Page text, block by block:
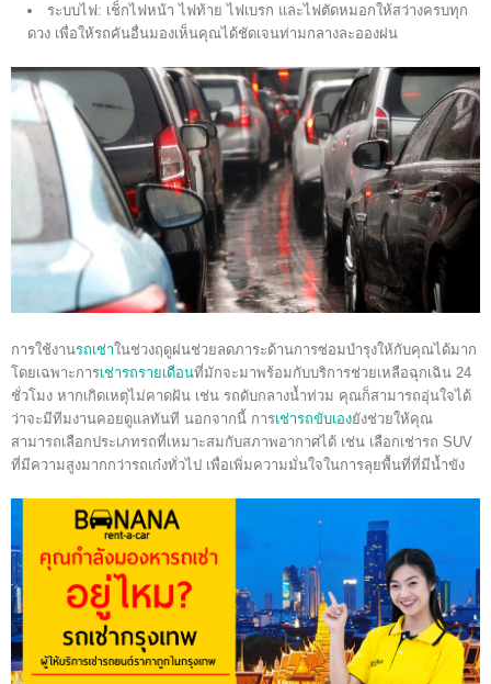
ระบบไฟ: เช็กไฟหน้า ไฟท้าย ไฟเบรก และไฟตัดหมอกให้สว่างครบทุก
ดวง เพื่อให้รถคันอื่นมองเห็นคุณได้ชัดเจนท่ามกลางละอองฝน
การใช้งานรถเช่าในช่วงฤดูฝนช่วยลดภาระด้านการซ่อมบำรุงให้กับคุณได้มาก
โดยเฉพาะการเช่ารถรายเดือนที่มักจะมาพร้อมกับบริการช่วยเหลือฉุกเฉิน 24
ชั่วโมง หากเกิดเหตุไม่คาดฝัน เช่น รถดับกลางน้ำท่วม คุณก็สามารถอุ่นใจได้
ว่าจะมีทีมงานคอยดูแลทันที นอกจากนี้ การเช่ารถขับเองยังช่วยให้คุณ
สามารถเลือกประเภทรถที่เหมาะสมกับสภาพอากาศได้ เช่น เลือกเช่ารถ SUV
ที่มีความสูงมากกว่ารถเก๋งทั่วไป เพื่อเพิ่มความมั่นใจในการลุยพื้นที่ที่มีน้ำขัง